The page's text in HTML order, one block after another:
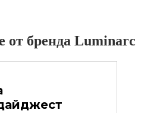
от бренда Luminarc